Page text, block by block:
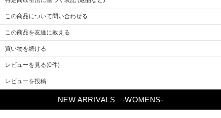
この商品について問い合わせる
この商品を友達に教える
買い物を続ける
レビューを見る(0件)
レビューを投稿
NEW ARRIVALS -WOMENS-